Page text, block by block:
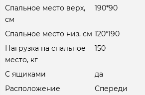
Спальное место верх,
см
190*90
Спальное место низ, см 120*190
Нагрузка на спальное
место, кг
150
С ящиками
да
Расположение
Спереди